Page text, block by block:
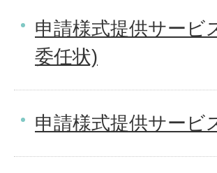
申請様式提供サービ
委任状)
申請様式提供サービ